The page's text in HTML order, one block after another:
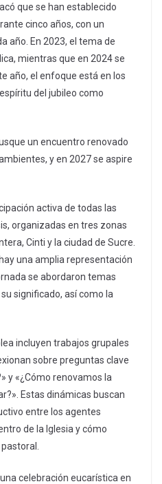
que se han establecido
cinco años, con un
año. En 2023, el tema de
mientras que en 2024 se
año, el enfoque está en los
del jubileo como
un encuentro renovado
y en 2027 se aspire
activa de todas las
organizadas en tres zonas
Cinti y la ciudad de Sucre.
una amplia representación
se abordaron temas
significado, así como la
incluyen trabajos grupales
sobre preguntas clave
y «¿Cómo renovamos la
Estas dinámicas buscan
entre los agentes
de la Iglesia y cómo
celebración eucarística en